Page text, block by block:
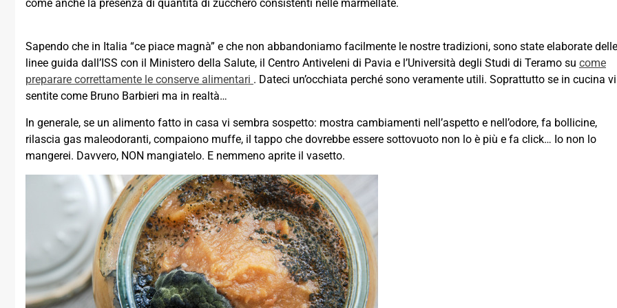
come anche la presenza di quantità di zucchero consistenti nelle marmellate.
Sapendo che in Italia “ce piace magnà” e che non abbandoniamo facilmente le nostre tradizioni, sono state elaborate delle
linee guida dall’ISS con il Ministero della Salute, il Centro Antiveleni di Pavia e l’Università degli Studi di Teramo su come
preparare correttamente le conserve alimentari . Dateci un’occhiata perché sono veramente utili. Soprattutto se in cucina vi
sentite come Bruno Barbieri ma in realtà…
In generale, se un alimento fatto in casa vi sembra sospetto: mostra cambiamenti nell’aspetto e nell’odore, fa bollicine,
rilascia gas maleodoranti, compaiono muffe, il tappo che dovrebbe essere sottovuoto non lo è più e fa click… Io non lo
mangerei. Davvero, NON mangiatelo. E nemmeno aprite il vasetto.